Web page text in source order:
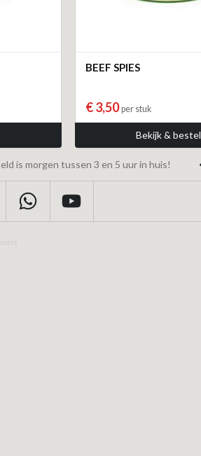
BEEF SPIES
€ 3,50per stuk
Bekijk & bestel
is morgen tussen 3 en 5 uur in huis!